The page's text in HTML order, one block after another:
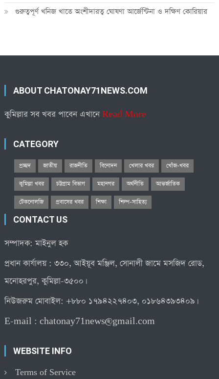
গুরুত্বপূর্ণ খনিজ খাতে অংশীদারত্ব ঘোষণা আর্জেন্টিনা ও দক্ষিণ কোরিয়ার
ABOUT CHATONAY71NEWS.COM
কুমিল্লার সব খবর পাবেন এখানেRead More
CATEGORY
প্রচ্ছদ জাতীয় রাজনীতি বিনোদন খেলার খবর খোঁজ-খবর
কুমিল্লা খবর চট্টগ্রাম বিভাগ মহানগর অর্থনীতি আন্তর্জাতিক
টেকনোলজি প্রবাসের খবর শিক্ষা শিল্প-সাহিত্য
CONTACT US
সম্পাদক: মাইনুল হক
প্রধান কার্যালয় : ৩৩০, আইয়ূব মঞ্জিল, সোনালী জামে মসজিদ রোড,
মনোহরপুর, কুমিল্লা-৩৫০০।
নিউজরুম মোবাইল: +৮৮০ ১৭৯৪২২৭৪০৩, ০১৮৬৪৩৯৩৪০৯।
E-mail :chatonay71news@gmail.com
WEBSITE INFO
Terms of Service